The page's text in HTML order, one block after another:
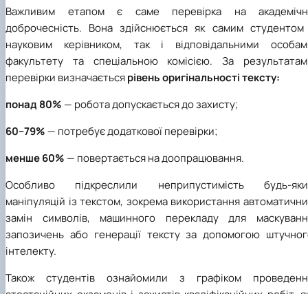
Важливим етапом є саме перевірка на
доброчесність. Вона здійснюється як самим студентом
науковим керівником, так і відповідальними
факультету та спеціальною комісією. За
перевірки визначаєтьсярівень оригінальності тексту:
понад 80% — робота допускається до захисту;
60–79% — потребує додаткової перевірки;
менше 60% — повертається на доопрацювання.
Особливо підкреслили неприпустимість будь-
маніпуляцій із текстом, зокрема використання
замін символів, машинного перекладу для
запозичень або генерації тексту за допомогою
інтелекту.
Також студентів ознайомили з графіком